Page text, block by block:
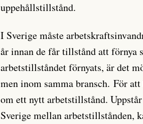
uppehållstillstånd.
I Sverige måste
år innan de får tillstånd att förnya
arbetstillståndet förnyats, är det
men inom samma bransch. För
om ett nytt arbetstillstånd.
Sverige mellan arbetstillstånden,